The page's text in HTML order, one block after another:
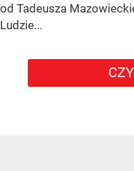
od Tadeusza
Ludzie...